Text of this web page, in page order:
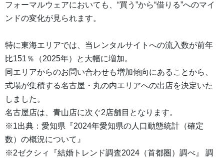
フォーマルウェアにおいても、“買う”から“借りる”へのマイ
ンドの変化が見られます。
特に東海エリアでは、当レンタルサイトへの流入数が前年
比151％（2025年）と大幅に増加。
同エリアからのお問い合わせも増加傾向にあることから、
式場が集積する名古屋・丸の内エリアへの出店を決定いた
しました。
名古屋店は、青山店に次ぐ2店舗目となります。
※1出典：愛知県『2024年愛知県の人口動態統計（確定
数）の概況について』
※2ゼクシィ『結婚トレンド調査2024（首都圏）調べ』 調